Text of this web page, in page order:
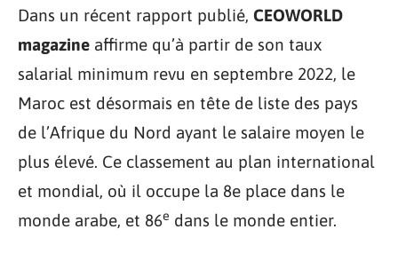
Dans un récent rapport publié, CEOWORLD
magazine affirme qu’à partir de son taux
salarial minimum revu en septembre 2022, le
Maroc est désormais en tête de liste des pays
de l’Afrique du Nord ayant le salaire moyen le
plus élevé. Ce classement au plan international
et mondial, où il occupe la 8e place dans le
monde arabe, et 86e dans le monde entier.